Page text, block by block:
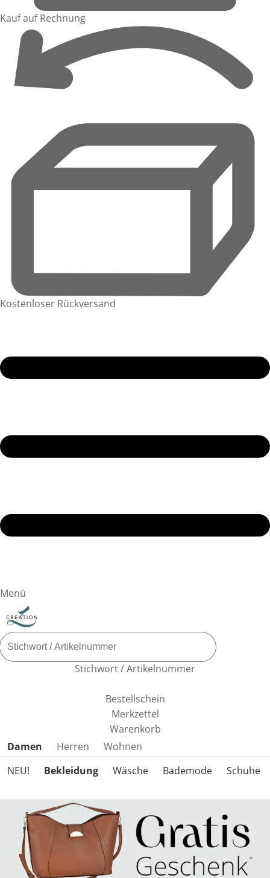
Kauf auf Rechnung
Kostenloser Rückversand
Menü
Stichwort / Artikelnummer
Bestellschein
Merkzettel
Warenkorb
Produktkategorien überspringen
Damen Herren
Wohnen
NEU!
Bekleidung Wäsche Bademode Schuhe